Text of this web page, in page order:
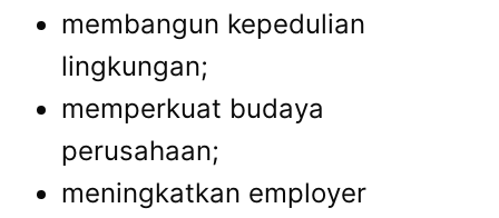
membangun kepedulian
lingkungan;
memperkuat budaya
perusahaan;
meningkatkan employer